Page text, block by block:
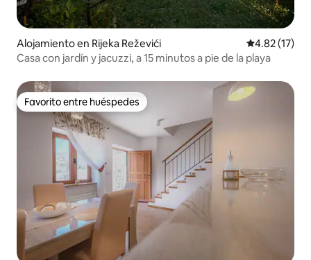
Alojamiento en Rijeka Reževići Calificación
4.82 (17)
Casa con jardín y jacuzzi, a 15 minutos a pie de la playa
Favorito entre huéspedes
Favorito entre huéspedes